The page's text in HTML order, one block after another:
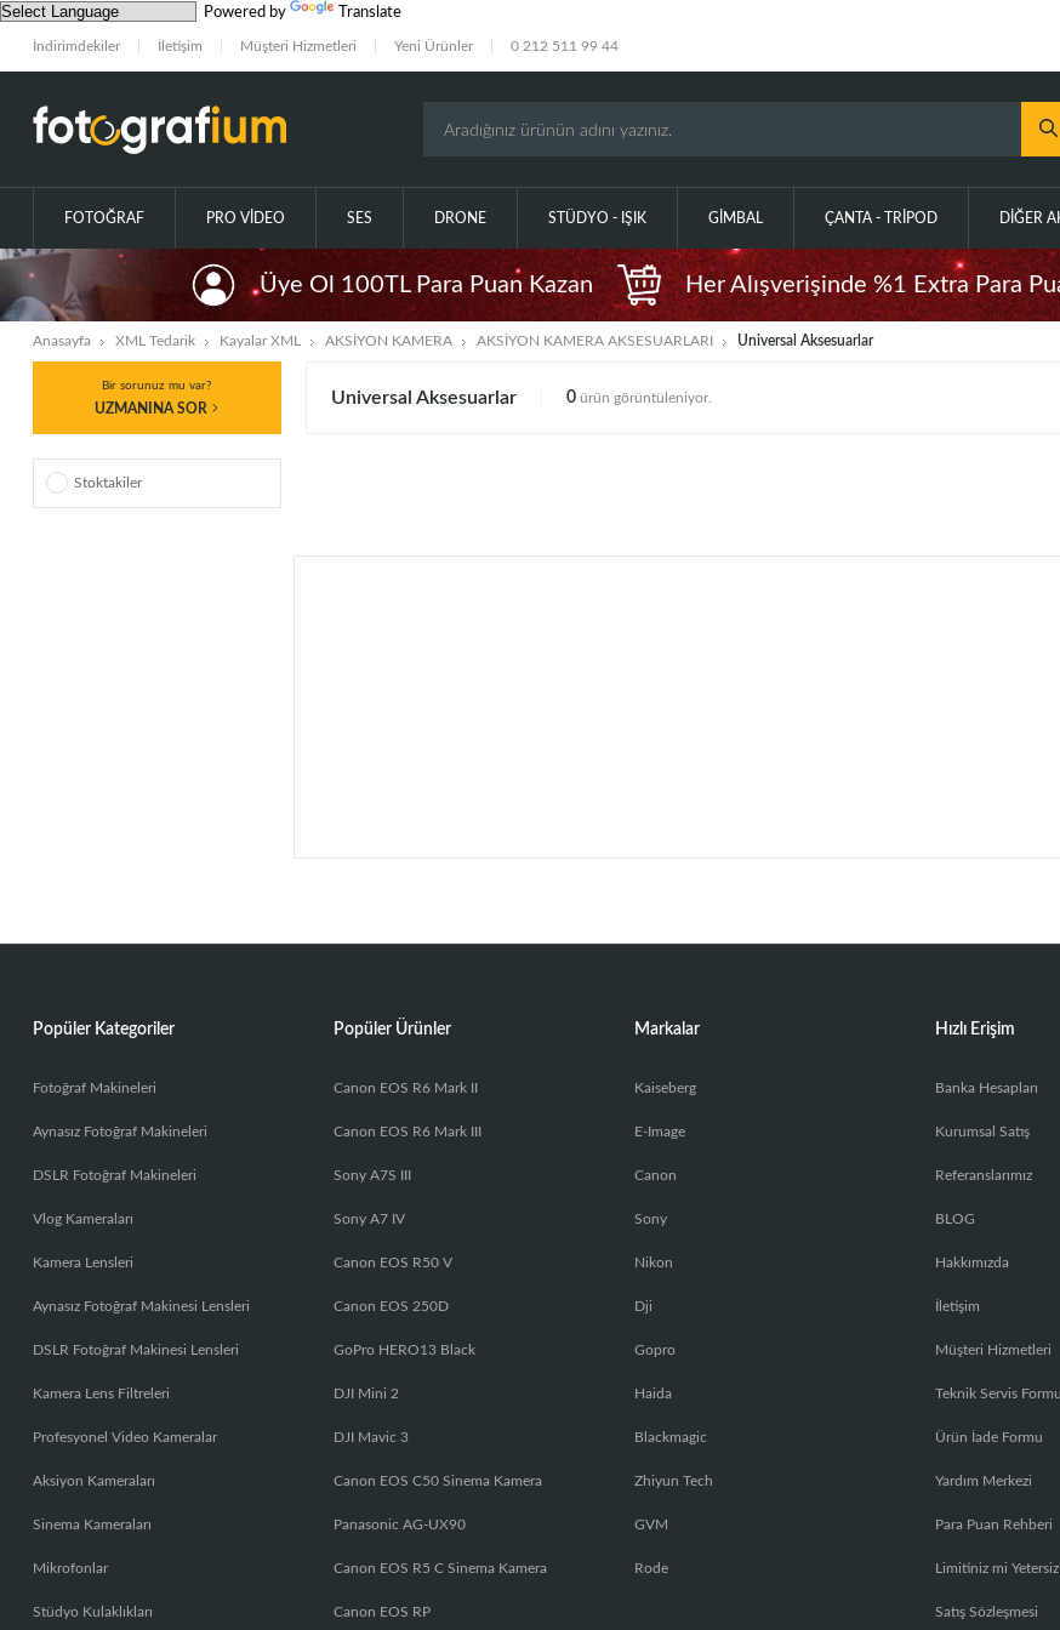
Powered by Translate
İndirimdekiler İletişim Müşteri Hizmetleri Yeni Ürünler 0 212 511 99 44
FOTOĞRAF PRO VIDEO SES DRONE STÜDYO - IŞIK GIMBAL ÇANTA - TRIPOD DIĞER
Üye Ol 100TL Para Puan Kazan Her Alışverişinde %1 Extra Para
Anasayfa XML Tedarik Kayalar XML AKSİYON KAMERA AKSİYON KAMERA AKSESUARLARI Universal Aksesuarlar
Bir sorunuz mu var?
UZMANINA SOR
Stoktakiler
Universal Aksesuarlar 0ürün görüntüleniyor.
Popüler Kategoriler
Fotoğraf Makineleri
Aynasız Fotoğraf Makineleri
DSLR Fotoğraf Makineleri
Vlog Kameraları
Kamera Lensleri
Aynasız Fotoğraf Makinesi Lensleri
DSLR Fotoğraf Makinesi Lensleri
Kamera Lens Filtreleri
Profesyonel Video Kameralar
Aksiyon Kameraları
Sinema Kameraları
Mikrofonlar
Stüdyo Kulaklıkları
Popüler Ürünler
Canon EOS R6 Mark II
Canon EOS R6 Mark III
Sony A7S III
Sony A7 IV
Canon EOS R50 V
Canon EOS 250D
GoPro HERO13 Black
DJI Mini 2
DJI Mavic 3
Canon EOS C50 Sinema Kamera
Panasonic AG-UX90
Canon EOS R5 C Sinema Kamera
Canon EOS RP
Markalar
Kaiseberg
E-Image
Canon
Sony
Nikon
Dji
Gopro
Haida
Blackmagic
Zhiyun Tech
GVM
Rode
Hızlı Erişim
Banka Hesapları
Kurumsal Satış
Referanslarımız
BLOG
Hakkımızda
İletişim
Müşteri Hizmetleri
Teknik Servis Formu
Ürün İade Formu
Yardım Merkezi
Para Puan Rehberi
Limitiniz mi
Satış Sözleşmesi